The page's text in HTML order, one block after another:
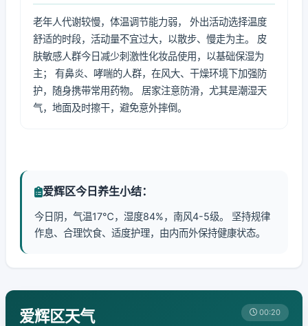
老年人代谢较慢，体温调节能力弱， 外出活动选择温度
舒适的时段，活动量不宜过大，以散步、慢走为主。 皮
肤敏感人群今日减少刺激性化妆品使用，以基础保湿为
主； 有鼻炎、哮喘的人群，在风大、干燥环境下加强防
护，随身携带常用药物。 居家注意防滑，尤其是潮湿天
气，地面及时擦干，避免意外摔倒。
爱辉区今日养生小结：
今日阴，气温17℃，湿度84%，南风4-5级。 坚持规律
作息、合理饮食、适度护理，由内而外保持健康状态。
爱辉区天气 00:20